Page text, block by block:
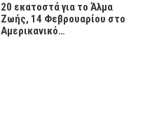
20 εκατοστά για το Άλμα
Ζωής, 14 Φεβρουαρίου στο
Αμερικανικό…